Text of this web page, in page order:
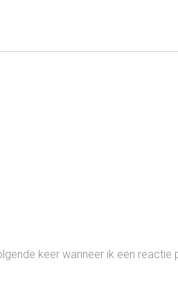
keer wanneer ik een reactie